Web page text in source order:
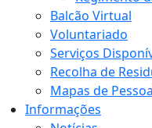
Balcão Virtual
Voluntariado
Serviços
Recolha de
Mapas de
Informações